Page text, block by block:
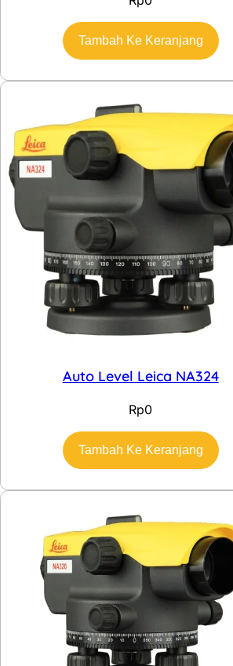
Tambah Ke Keranjang
Auto Level Leica NA324
Rp0
Tambah Ke Keranjang